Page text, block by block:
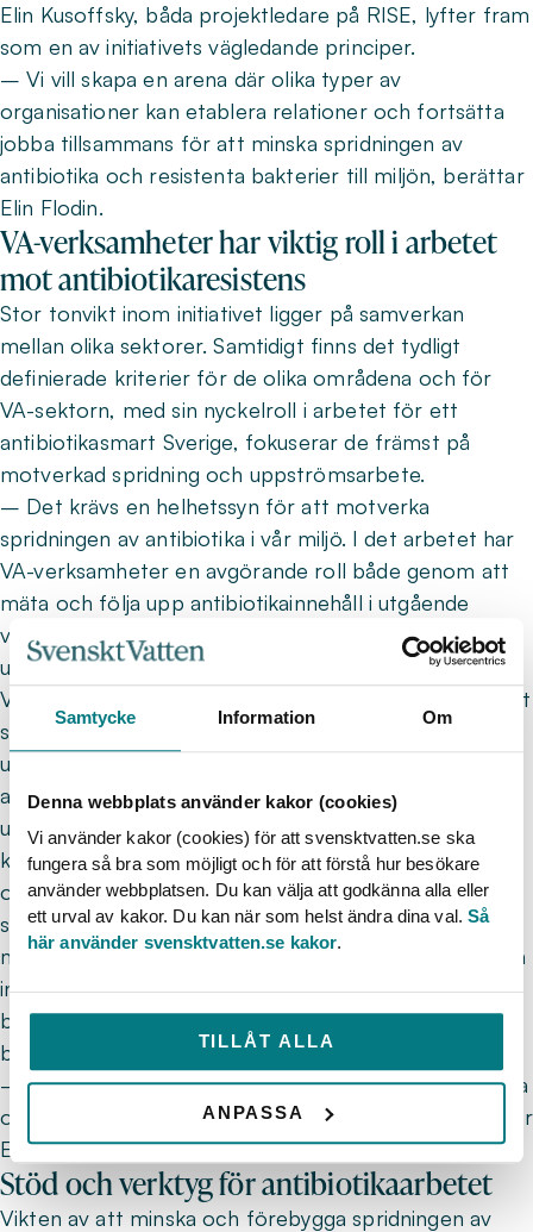
Samtycke Information Om
Denna webbplats använder kakor (cookies)
Vi använder kakor (cookies) för att svensktvatten.se ska
fungera så bra som möjligt och för att förstå hur besökare
använder webbplatsen. Du kan välja att godkänna alla eller
ett urval av kakor. Du kan när som helst ändra dina val.Så
här använder svensktvatten.se kakor.
TILLÅT ALLA
ANPASSA
Elin Kusoffsky, båda projektledare på RISE, lyfter fram
som en av initiativets vägledande principer.
– Vi vill skapa en arena där olika typer av
organisationer kan etablera relationer och fortsätta
jobba tillsammans för att minska spridningen av
antibiotika och resistenta bakterier till miljön, berättar
Elin Flodin.
VA-verksamheter har viktig roll i arbetet
mot antibiotikaresistens
Stor tonvikt inom initiativet ligger på samverkan
mellan olika sektorer. Samtidigt finns det tydligt
definierade kriterier för de olika områdena och för
VA-sektorn, med sin nyckelroll i arbetet för ett
antibiotikasmart Sverige, fokuserar de främst på
motverkad spridning och uppströmsarbete.
– Det krävs en helhetssyn för att motverka
spridningen av antibiotika i vår miljö. I det arbetet har
VA-verksamheter en avgörande roll både genom att
mäta och följa upp antibiotikainnehåll i utgående
vatten, men också genom att stödja ett
uppströmsarbete, fortsätter Elin Flodin.
Varje sektor blir med andra ord en viktig pusselbit i det
stora pusslet. Verksamheter som ansluter sig och
uppfyller kriterierna blir diplomerade som
antibiotikasmarta – en extra morot för att kunna visa
upp sitt aktiva arbete. Samtidigt är Elin tydlig med att
kriterierna är utformade för att vara tillämpbara för
olika stora organisationer. En nyckel har varit att inte
ställa specifika reningskrav utan snarare rikta in sig på
mätning och deltagande i olika kunskapsprojekt. Detta
innebär att VA-organisationer, stora som små, kan
bidra till att begränsa antibiotikautsläpp utan att
behöva göra stora investeringar.
–Målet är att alla typer av VA-aktörer ska kunna delta
och bidra, utan att reningskrav blir ett hinder, förklarar
Elin Kusoffsky.
Stöd och verktyg för antibiotikaarbetet
Vikten av att minska och förebygga spridningen av